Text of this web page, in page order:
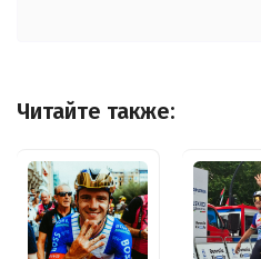
Читайте также: